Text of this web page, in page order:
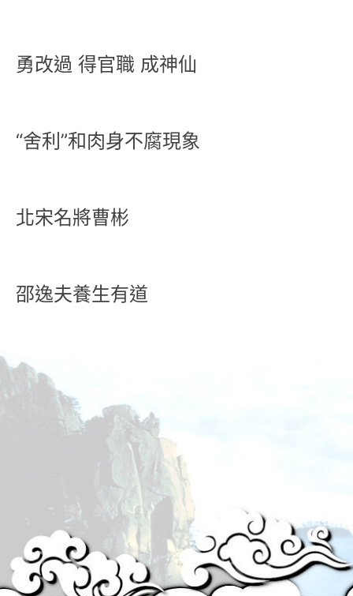
勇改過 得官職 成神仙
“舍利”和肉身不腐現象
北宋名將曹彬
邵逸夫養生有道